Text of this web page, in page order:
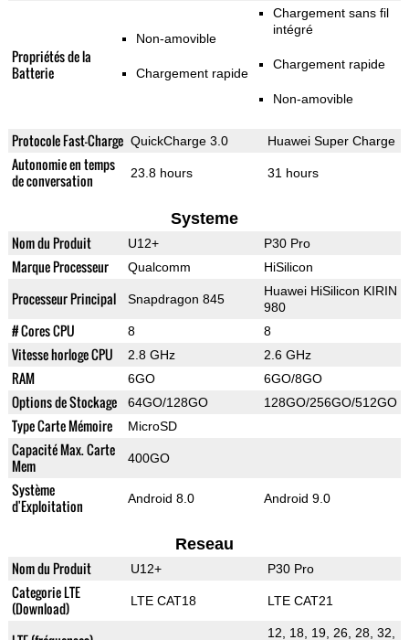
Propriétés de la
Batterie
Non-amovible
Chargement rapide
Chargement sans fil
intégré
Chargement rapide
Non-amovible
Protocole Fast-Charge QuickCharge 3.0 Huawei Super Charge
Autonomie en temps
de conversation
23.8 hours 31 hours
Systeme
Nom du Produit U12+ P30 Pro
Marque Processeur Qualcomm HiSilicon
Processeur Principal Snapdragon 845
Huawei HiSilicon KIRIN
980
# Cores CPU 8 8
Vitesse horloge CPU 2.8 GHz 2.6 GHz
RAM 6GO 6GO/8GO
Options de Stockage 64GO/128GO 128GO/256GO/512GO
Type Carte Mémoire MicroSD
Capacité Max. Carte
Mem
400GO
Système
d'Exploitation
Android 8.0 Android 9.0
Reseau
Nom du Produit U12+ P30 Pro
Categorie LTE
(Download)
LTE CAT18 LTE CAT21
12, 18, 19, 26, 28, 32,